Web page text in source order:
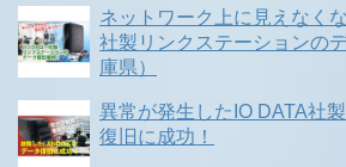
ネットワーク上に見えなく
社製リンクステーションの
庫県）
異常が発生したIO DATA社
復旧に成功！